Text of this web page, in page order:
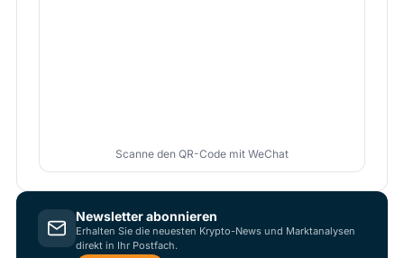
Scanne den QR-Code mit WeChat
Newsletter abonnieren
Erhalten Sie die neuesten Krypto-News und Marktanalysen
direkt in Ihr Postfach.